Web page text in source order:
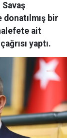
bir
ait
yaptı.